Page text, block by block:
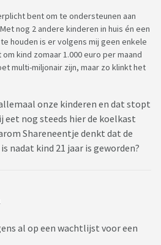
bent om te ondersteunen aan
nog 2 andere kinderen in huis én een
houden is er volgens mij geen enkele
kind zomaar 1.000 euro per maand
multi-miljonair zijn, maar zo klinkt het
onze kinderen en dat stopt
eet nog steeds hier de koelkast
Shareneentje denkt dat de
nadat kind 21 jaar is geworden?
al op een wachtlijst voor een